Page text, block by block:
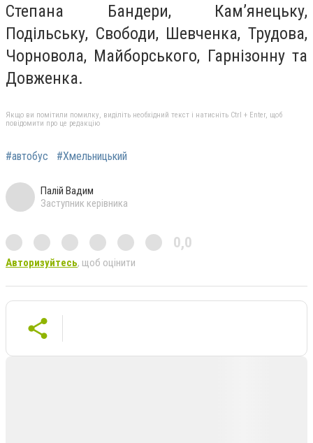
Степана Бандери, Кам’янецьку,
Подільську, Свободи, Шевченка, Трудова,
Чорновола, Майборського, Гарнізонну та
Довженка.
Якщо ви помітили помилку, виділіть необхідний текст і натисніть Ctrl + Enter, щоб
повідомити про це редакцію
#автобус #Хмельницький
Палій Вадим
Заступник керівника
0,0
Авторизуйтесь, щоб оцінити